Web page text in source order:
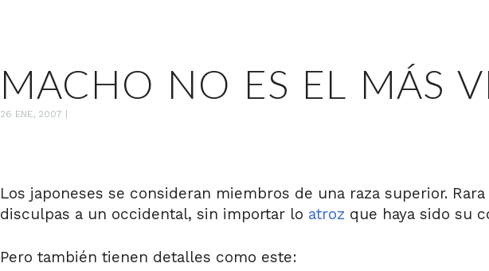
MACHO NO ES EL MÁS
26 ENE, 2007
Los japoneses se consideran miembros de una raza superior.
disculpas a un occidental, sin importar lo atroz que haya sido su
Pero también tienen detalles como este: